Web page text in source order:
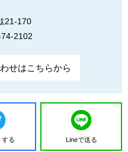
21-170
2102
せはこちらから
する Lineで送る